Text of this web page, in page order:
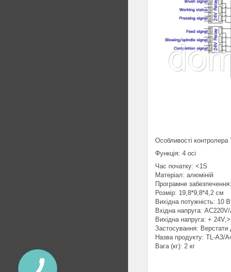
Особливості контролера
Функція: 4 осі
Час початку: <1S
Матеріал: алюміній
Програмне
Розмір: 19,8*9,8*4,2 см
Вихідна потужність: 10
Вхідна напруга:
Вихідна напруга: +
Застосування:
Назва продукту: TL-A3/
Вага (кг): 2 кг